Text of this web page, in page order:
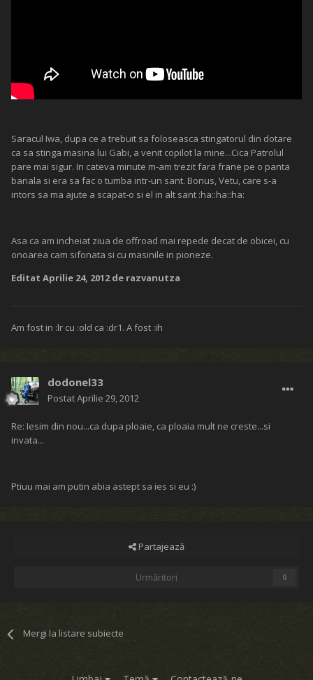
Saracul Iwa, dupa ce a trebuit sa foloseasca stingatorul din dotare
ca sa stinga masina lui Gabi, a venit copilot la mine...Cica Patrolul
pare mai sigur. In cateva minute m-am trezit fara frane pe o panta
banala si era sa fac o tumba intr-un sant. Bonus, Vetu, care s-a
intors sa ma ajute a scapat-o si el in alt sant :ha::ha::ha:
Asa ca am incheiat ziua de offroad mai repede decat de obicei, cu
onoarea cam sifonata si cu masinile in pioneze.
Editat Aprilie 24, 2012de razvanutza
Am fost in :lr cu :old ca :dr1. A fost :ih
dodonel33
PostatAprilie 29, 2012
Re: Iesim din nou...ca dupa ploaie, ca ploaia mult ne creste...si
invata...
Ptiuu mai am putin abia astept sa ies si eu :)
Partajează
Urmăritori 0
Mergi la listare subiecte